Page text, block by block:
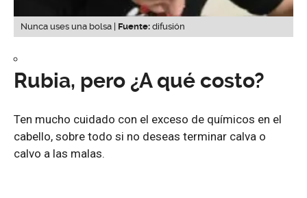
Nunca uses una bolsa | Fuente: difusión
Rubia, pero ¿A qué costo?
Ten mucho cuidado con el exceso de químicos en el
cabello, sobre todo si no deseas terminar calva o
calvo a las malas.